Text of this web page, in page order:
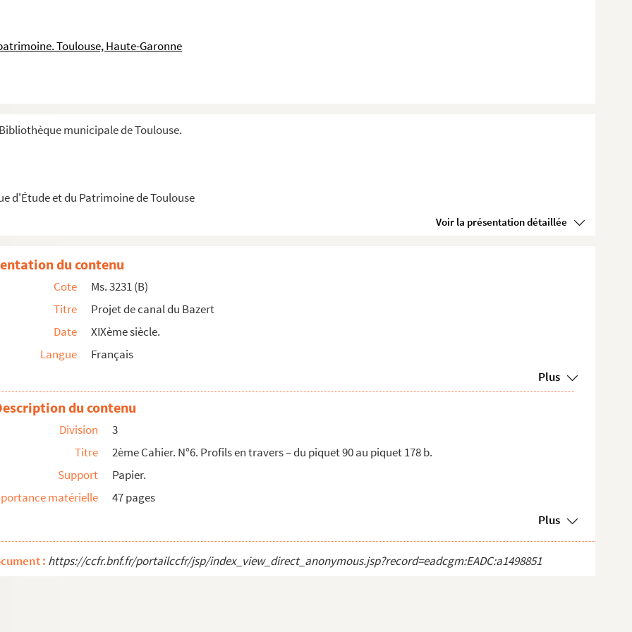
Toulouse, Haute-Garonne
municipale de Toulouse.
d'Étude et du Patrimoine de Toulouse
Voir la présentation détaillée
1755-1762.
et la Vie. Quarante croquis par Henriot (Pif).
à la construction d’une barque destinée à la navigati...
l’affaire Calas, adressée à Ribotte-Charon.
178 b.
partie.
– Société d’études et travaux d’hydraul...
d’art – Avant-métré des travaux.
pyrénéennes. Résumés très succints par M. Emile Be...
de perspective pratique, à l’usage des artistes, ...
du contenu
Cote
Ms. 3231 (B)
Titre
Projet de canal du Bazert
Date
XIXème siècle.
Langue
Français
Plus
du contenu
Division
3
Titre
2ème Cahier. N°6. Profils en travers – du piquet 90 au piquet 178 b.
Support
Papier.
matérielle
47 pages
Plus
: https://ccfr.bnf.fr/portailccfr/jsp/index_view_direct_anonymous.jsp?record=eadcgm:EADC:a1498851